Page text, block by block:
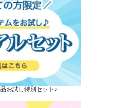
お試し特別セット♪